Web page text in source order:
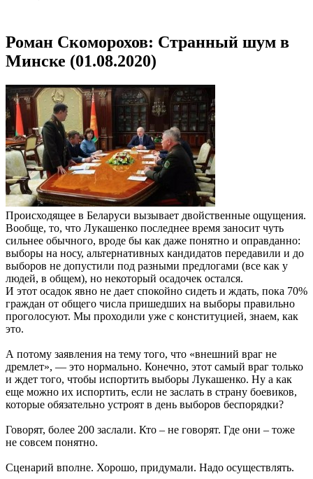
Роман Скоморохов: Странный шум в
Минске (01.08.2020)
Происходящее в Беларуси вызывает двойственные ощущения.
Вообще, то, что Лукашенко последнее время заносит чуть
сильнее обычного, вроде бы как даже понятно и оправданно:
выборы на носу, альтернативных кандидатов передавили и до
выборов не допустили под разными предлогами (все как у
людей, в общем), но некоторый осадочек остался.
И этот осадок явно не дает спокойно сидеть и ждать, пока 70%
граждан от общего числа пришедших на выборы правильно
проголосуют. Мы проходили уже с конституцией, знаем, как
это.
А потому заявления на тему того, что «внешний враг не
дремлет», — это нормально. Конечно, этот самый враг только
и ждет того, чтобы испортить выборы Лукашенко. Ну а как
еще можно их испортить, если не заслать в страну боевиков,
которые обязательно устроят в день выборов беспорядки?
Говорят, более 200 заслали. Кто – не говорят. Где они – тоже
не совсем понятно.
Сценарий вполне. Хорошо, придумали. Надо осуществлять.